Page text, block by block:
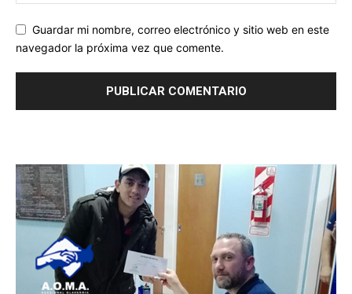
Guardar mi nombre, correo electrónico y sitio web en este
navegador la próxima vez que comente.